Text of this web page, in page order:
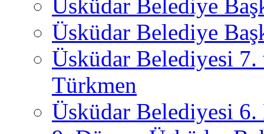
Üsküdar Belediye
Üsküdar Belediye
Üsküdar Belediyesi
Türkmen
Üsküdar Belediyesi 6.